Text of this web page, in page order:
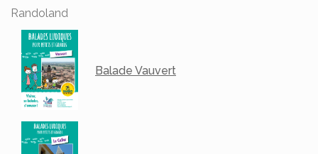
Randoland
Balade Vauvert